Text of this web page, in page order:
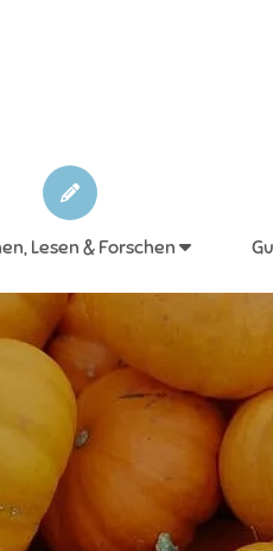
Lesen & Forschen